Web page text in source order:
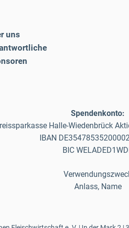
uns
Spendenkonto:
Halle-Wiedenbrück
IBAN
BIC
Anlass, Name